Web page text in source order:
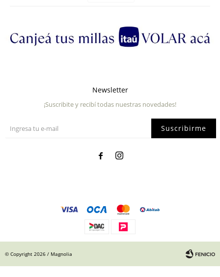
Newsletter
¡Suscribite y recibí todas nuestras novedades!
Suscribirme
 
© Copyright 2026 / Magnolia